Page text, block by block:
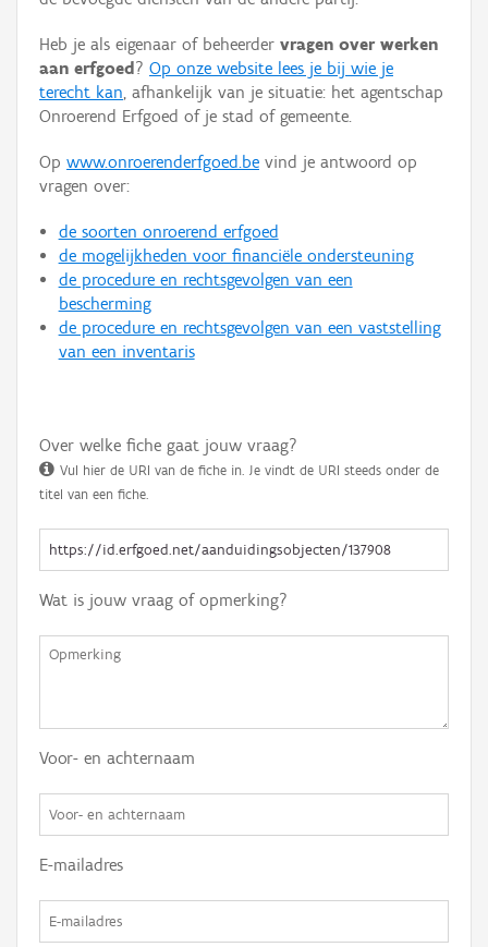
Hergebruik
Aanmelden
Heb je als eigenaar of beheerder vragen over werken
aan erfgoed ? Op onze website lees je bij wie je
terecht kan, afhankelijk van je situatie: het agentschap
Onroerend Erfgoed of je stad of gemeente.
Op www.onroerenderfgoed.be vind je antwoord op
vragen over:
de soorten onroerend erfgoed
de mogelijkheden voor financiële ondersteuning
de procedure en rechtsgevolgen van een
bescherming
de procedure en rechtsgevolgen van een vaststelling
van een inventaris
Over welke fiche gaat jouw vraag?
Vul hier de URI van de fiche in. Je vindt de URI steeds onder de
titel van een fiche.
Wat is jouw vraag of opmerking?
Voor- en achternaam
E-mailadres